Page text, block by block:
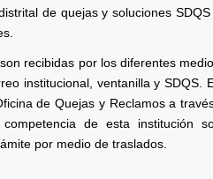
de quejas y soluciones
recibidas por los diferentes
institucional, ventanilla y SDQS.
de Quejas y Reclamos a
de esta institución
por medio de traslados.